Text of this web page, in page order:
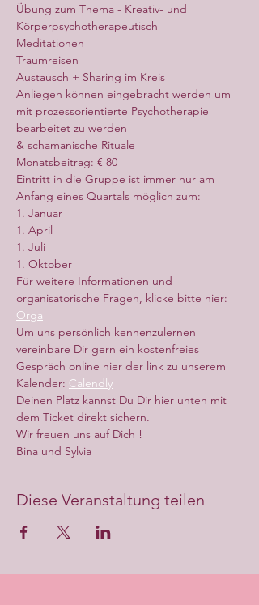
Übung zum Thema - Kreativ- und
Körperpsychotherapeutisch
Meditationen
Traumreisen
Austausch + Sharing im Kreis
Anliegen können eingebracht werden um
mit prozessorientierte Psychotherapie
bearbeitet zu werden
& schamanische Rituale
Monatsbeitrag: € 80
Eintritt in die Gruppe ist immer nur am
Anfang eines Quartals möglich zum:
1. Januar
1. April
1. Juli
1. Oktober
Für weitere Informationen und
organisatorische Fragen, klicke bitte hier:
Orga
Um uns persönlich kennenzulernen
vereinbare Dir gern ein kostenfreies
Gespräch online hier der link zu unserem
Kalender: Calendly
Deinen Platz kannst Du Dir hier unten mit
dem Ticket direkt sichern.
Wir freuen uns auf Dich !
Bina und Sylvia
Diese Veranstaltung teilen